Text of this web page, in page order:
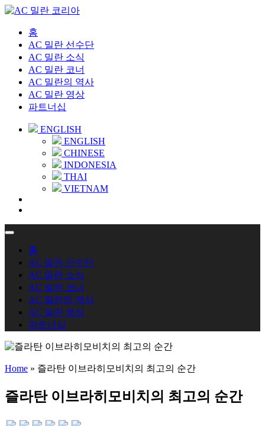
홈
AC 밀란 선수단
AC 밀란 소식
AC 밀란 코너
AC 밀란의 역사
AC 밀란 영상
파트너십
ENGLISH
ENGLISH
CHINESE
INDONESIA
THAI
VIETNAM
홈
AC 밀란 선수단
AC 밀란 소식
AC 밀란 코너
AC 밀란의 역사
AC 밀란 영상
파트너십
Home » 즐라탄 이브라히모비치의 최고의 순간
즐라탄 이브라히모비치의 최고의 순간